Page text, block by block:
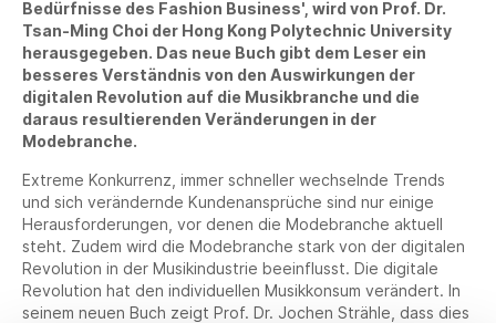
Bedürfnisse des Fashion Business', wird von Prof. Dr.
Tsan-Ming Choi der Hong Kong Polytechnic University
herausgegeben. Das neue Buch gibt dem Leser ein
besseres Verständnis von den Auswirkungen der
digitalen Revolution auf die Musikbranche und die
daraus resultierenden Veränderungen in der
Modebranche.
Extreme Konkurrenz, immer schneller wechselnde Trends
und sich verändernde Kundenansprüche sind nur einige
Herausforderungen, vor denen die Modebranche aktuell
steht. Zudem wird die Modebranche stark von der digitalen
Revolution in der Musikindustrie beeinflusst. Die digitale
Revolution hat den individuellen Musikkonsum verändert. In
seinem neuen Buch zeigt Prof. Dr. Jochen Strähle, dass dies